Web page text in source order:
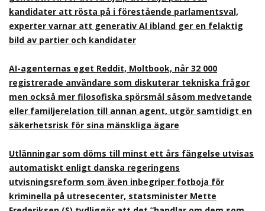
kandidater att rösta på i förestående parlamentsval,
experter varnar att generativ AI ibland ger en felaktig
bild av partier och kandidater
AI-agenternas eget Reddit, Moltbook, når 32 000
registrerade användare som diskuterar tekniska frågor
men också mer filosofiska spörsmål såsom medvetande
eller familjerelation till annan agent, utgör samtidigt en
säkerhetsrisk för sina mänskliga ägare
Utlänningar som döms till minst ett års fängelse utvisas
automatiskt enligt danska regeringens
utvisningsreform som även inbegriper fotboja för
kriminella på utresecenter, statsminister Mette